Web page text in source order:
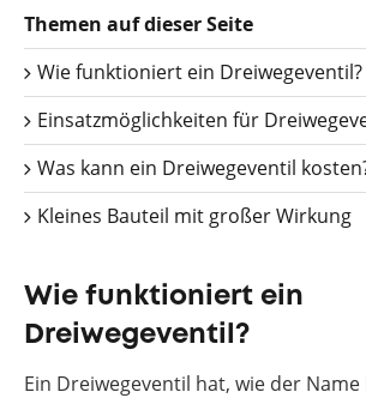
Themen auf dieser Seite
Wie funktioniert ein Dreiwegeventil?
Einsatzmöglichkeiten für
Was kann ein Dreiwegeventil
Kleines Bauteil mit großer Wirkung
Wie funktioniert ein
Dreiwegeventil?
Ein Dreiwegeventil hat, wie der